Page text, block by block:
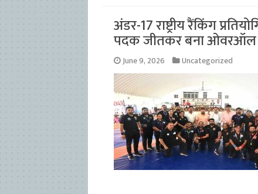
अंडर-17 राष्ट्रीय रैंकिंग
पदक जीतकर बना ओवरऑल
June 9, 2026 Uncategorized